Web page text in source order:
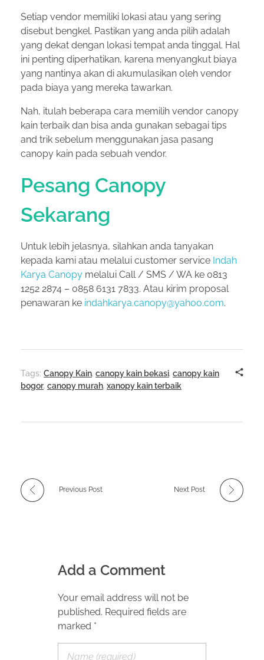
Setiap vendor memiliki lokasi atau yang sering
disebut bengkel. Pastikan yang anda pilih adalah
yang dekat dengan lokasi tempat anda tinggal. Hal
ini penting diperhatikan, karena menyangkut biaya
yang nantinya akan di akumulasikan oleh vendor
pada biaya yang mereka tawarkan.
Nah, itulah beberapa cara memilih vendor canopy
kain terbaik dan bisa anda gunakan sebagai tips
and trik sebelum menggunakan jasa pasang
canopy kain pada sebuah vendor.
Pesang Canopy
Sekarang
Untuk lebih jelasnya, silahkan anda tanyakan
kepada kami atau melalui customer service Indah
Karya Canopy melalui Call / SMS / WA ke 0813
1252 2874 – 0858 6131 7833. Atau kirim proposal
penawaran ke indahkarya.canopy@yahoo.com.
Tags: Canopy Kain, canopy kain bekasi, canopy kain
bogor, canopy murah, xanopy kain terbaik
Previous Post Next Post
Add a Comment
Your email address will not be
published. Required fields are
marked *